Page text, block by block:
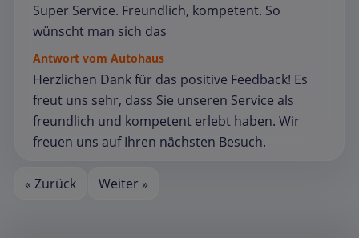
Super Service. Freundlich, kompetent. So
wünscht man sich das
Antwort vom Autohaus
Herzlichen Dank für das positive Feedback! Es
freut uns sehr, dass Sie unseren Service als
freundlich und kompetent erlebt haben. Wir
freuen uns auf Ihren nächsten Besuch.
« Zurück Weiter »